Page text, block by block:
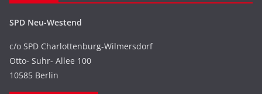
SPD Neu-Westend
c/o SPD Charlottenburg-Wilmersdorf
Otto- Suhr- Allee 100
10585 Berlin